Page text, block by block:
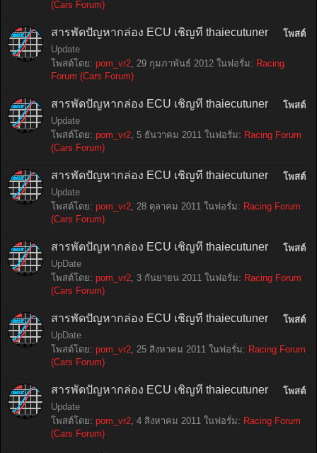
(Cars Forum)
โพสต์
สารพัดปัญหากล่อง ECU เชิญที่ thaiecutuner
Update
โพสต์โดย: pom_vr2, 29 กุมภาพันธ์ 2012 ในฟอรั่ม: Racing
Forum (Cars Forum)
โพสต์
สารพัดปัญหากล่อง ECU เชิญที่ thaiecutuner
Update
โพสต์โดย: pom_vr2, 5 ธันวาคม 2011 ในฟอรั่ม: Racing Forum
(Cars Forum)
โพสต์
สารพัดปัญหากล่อง ECU เชิญที่ thaiecutuner
Update
โพสต์โดย: pom_vr2, 28 ตุลาคม 2011 ในฟอรั่ม: Racing Forum
(Cars Forum)
โพสต์
สารพัดปัญหากล่อง ECU เชิญที่ thaiecutuner
UpDate
โพสต์โดย: pom_vr2, 3 กันยายน 2011 ในฟอรั่ม: Racing Forum
(Cars Forum)
โพสต์
สารพัดปัญหากล่อง ECU เชิญที่ thaiecutuner
UpDate
โพสต์โดย: pom_vr2, 25 สิงหาคม 2011 ในฟอรั่ม: Racing Forum
(Cars Forum)
โพสต์
สารพัดปัญหากล่อง ECU เชิญที่ thaiecutuner
Update
โพสต์โดย: pom_vr2, 4 สิงหาคม 2011 ในฟอรั่ม: Racing Forum
(Cars Forum)